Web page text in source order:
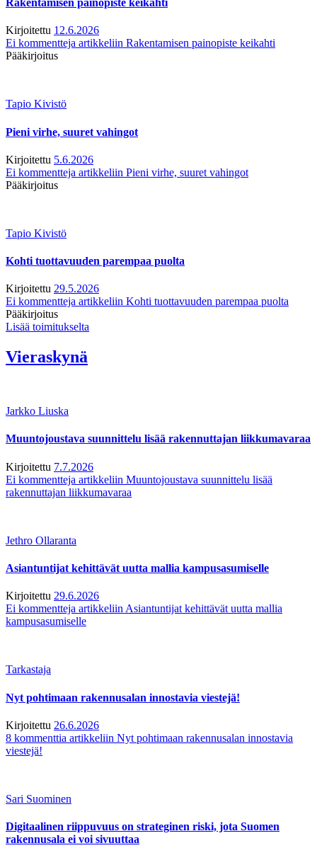
Rakentamisen painopiste keikahti
Kirjoitettu 12.6.2026
Ei kommentteja artikkeliin Rakentamisen painopiste keikahti
Pääkirjoitus
Tapio Kivistö
Pieni virhe, suuret vahingot
Kirjoitettu 5.6.2026
Ei kommentteja artikkeliin Pieni virhe, suuret vahingot
Pääkirjoitus
Tapio Kivistö
Kohti tuottavuuden parempaa puolta
Kirjoitettu 29.5.2026
Ei kommentteja artikkeliin Kohti tuottavuuden parempaa puolta
Pääkirjoitus
Lisää toimitukselta
Vieraskynä
Jarkko Liuska
Muuntojoustava suunnittelu lisää rakennuttajan liikkumavaraa
Kirjoitettu 7.7.2026
Ei kommentteja artikkeliin Muuntojoustava suunnittelu lisää
rakennuttajan liikkumavaraa
Jethro Ollaranta
Asiantuntijat kehittävät uutta mallia kampusasumiselle
Kirjoitettu 29.6.2026
Ei kommentteja artikkeliin Asiantuntijat kehittävät uutta mallia
kampusasumiselle
Tarkastaja
Nyt pohtimaan rakennusalan innostavia viestejä!
Kirjoitettu 26.6.2026
8 kommenttia artikkeliin Nyt pohtimaan rakennusalan innostavia
viestejä!
Sari Suominen
Digitaalinen riippuvuus on strateginen riski, jota Suomen
rakennusala ei voi sivuuttaa